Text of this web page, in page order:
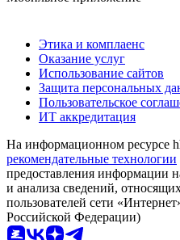
Этика и комплаенс
Оказание услуг
Использование сайтов
Защита персональных
Пользовательское
ИТ аккредитация
На информационном ресурсе
рекомендательные технологии
предоставления информации
и анализа сведений,
пользователей сети
Российской Федерации)